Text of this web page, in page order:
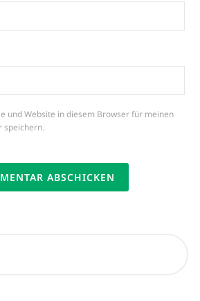
und Website in diesem Browser für meinen
speichern.